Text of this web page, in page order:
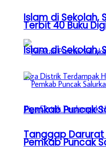
Islam di Sekolah,
Pemkab Puncak
Tanggap Darurat
Terbit 40 Buku
Islam di Sekolah,
Pemkab Puncak